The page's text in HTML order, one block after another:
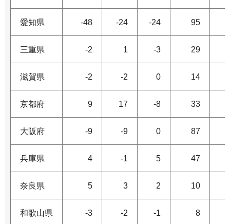
愛知県 -48 -24 -24 95
三重県 -2 1 -3 29
滋賀県 -2 -2 0 14
京都府 9 17 -8 33
大阪府 -9 -9 0 87
兵庫県 4 -1 5 47
奈良県 5 3 2 10
和歌山県 -3 -2 -1 8